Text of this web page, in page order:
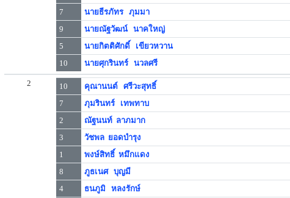
7
นายธีรภัทร ภุมมา
9
นายณัฐวัฒน์ นาคใหญ่
5
นายกิตติศักดิ์ เขียวหวาน
10
นายศุกรินทร์ นวลศรี
2 10
คุณานนต์ ศรีวะสุทธิ์
7
ภุมรินทร์ เทพทาบ
2
ณัฐนนท์ ลาภมาก
3
วัชพล ยอดบำรุง
1
พงษ์สิทธิ์ หมึกแดง
8
ภูธเนศ บุญมี
4
ธนภูมิ หลงรักษ์